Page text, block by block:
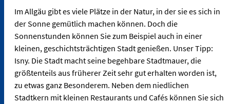
Im Allgäu gibt es viele Plätze in der Natur, in der sie es sich in
der Sonne gemütlich machen können. Doch die
Sonnenstunden können Sie zum Beispiel auch in einer
kleinen, geschichtsträchtigen Stadt genießen. Unser Tipp:
Isny. Die Stadt macht seine begehbare Stadtmauer, die
größtenteils aus früherer Zeit sehr gut erhalten worden ist,
zu etwas ganz Besonderem. Neben dem niedlichen
Stadtkern mit kleinen Restaurants und Cafés können Sie sich